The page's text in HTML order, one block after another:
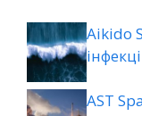
Aikido
AST